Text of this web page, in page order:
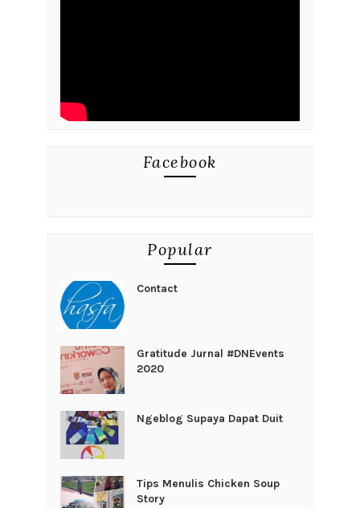
Facebook
Popular
Contact
Gratitude Jurnal #DNEvents
2020
Ngeblog Supaya Dapat Duit
Tips Menulis Chicken Soup
Story